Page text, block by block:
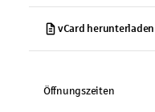
vCard herunterladen
Öffnungszeiten